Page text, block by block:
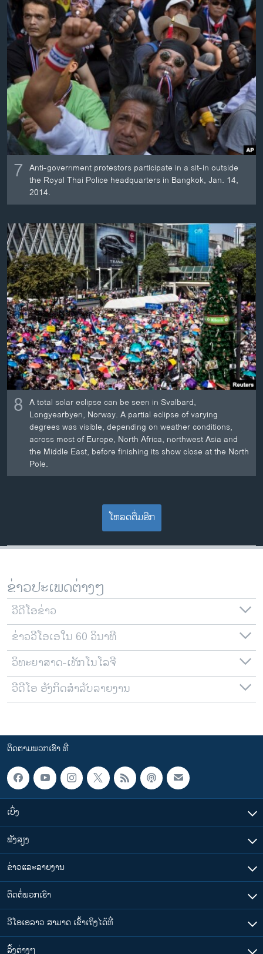
7 Anti-government protestors participate in a sit-in outside
the Royal Thai Police headquarters in Bangkok, Jan. 14,
2014.
8 A total solar eclipse can be seen in Svalbard,
Longyearbyen, Norway. A partial eclipse of varying
degrees was visible, depending on weather conditions,
across most of Europe, North Africa, northwest Asia and
the Middle East, before finishing its show close at the North
Pole.
ໂຫລດຕື່ມອີກ
ຂ່າວປະເພດຕ່າງໆ
ວີດີໂອຂ່າວ
ຂ່າວວີໂອເອໃນ 60 ວິນາທີ
ວິທະຍາສາດ-ເທັກໂນໂລຈີ
ວີດີໂອ ອັງກິດສຳລັບລາຍງານ
ຕິດຕາມພວກເຮົາ ທີ່
ເບິ່ງ
ຟັງສຽງ
ຂ່າວແລະລາຍງານ
ຕິດຕໍ່ພວກເຮົາ
ວີໂອເອລາວ ສາມາດ ເຂົ້າເຖິງໄດ້ທີ່
​ລິ້ງ​ຕ່າງໆ